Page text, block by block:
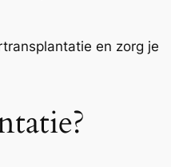
en zorg je